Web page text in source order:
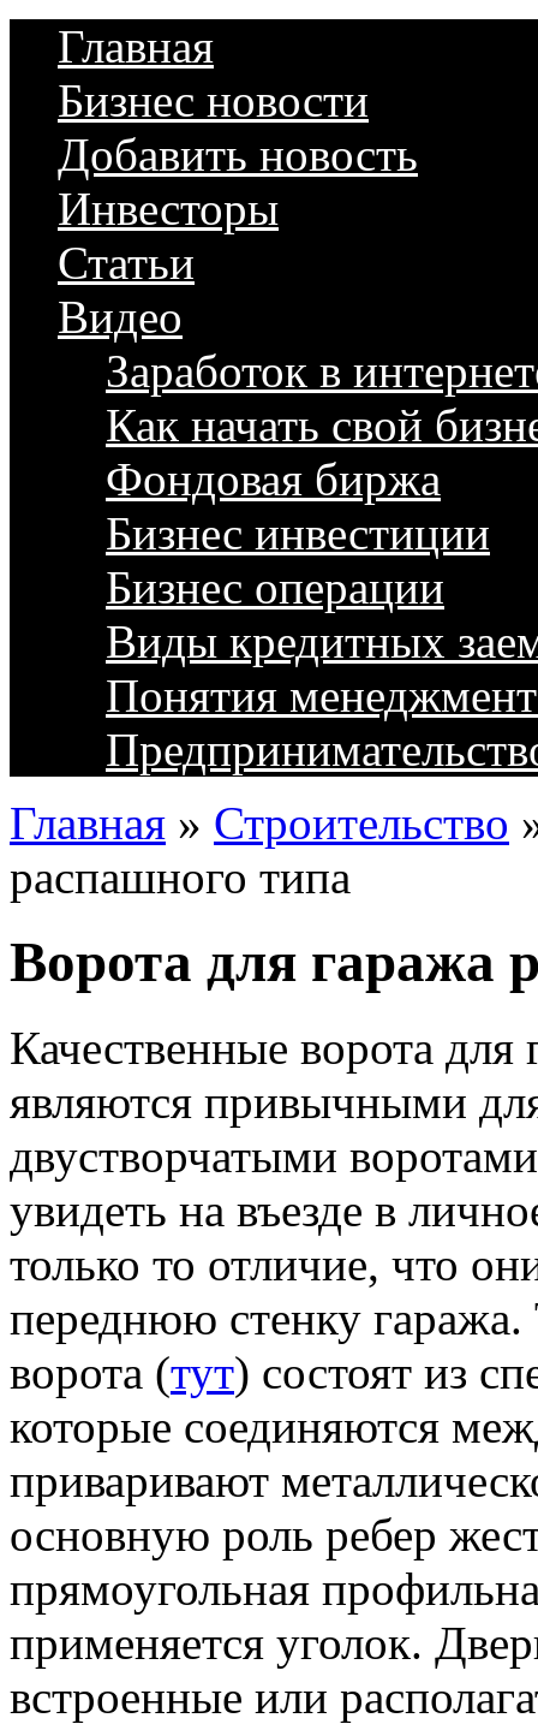
Главная
Бизнес новости
Добавить новость
Инвесторы
Статьи
Видео
Заработок в
Как начать свой
Фондовая биржа
Бизнес инвестиции
Бизнес операции
Виды кредитных
Понятия
Главная » Строительство
распашного типа
Ворота для гаража
Качественные ворота
являются привычными
двустворчатыми
увидеть на въезде в
только то отличие, что
переднюю стенку
ворота (тут) состоят из
которые соединяются
приваривают
основную роль ребер
прямоугольная
применяется уголок.
встроенные или